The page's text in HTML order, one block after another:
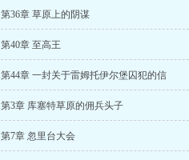
第36章 草原上的阴谋
第40章 至高王
第44章 一封关于雷姆托伊尔堡囚犯的信
第3章 库塞特草原的佣兵头子
第7章 忽里台大会